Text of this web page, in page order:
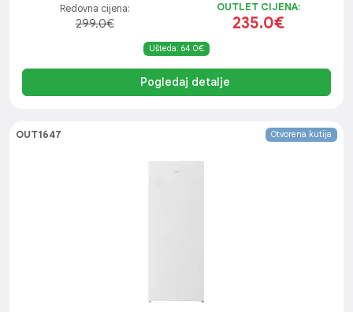
Redovna cijena:
299.0€
OUTLET CIJENA:
235.0€
Ušteda: 64.0€
Pogledaj detalje
OUT1647 Otvorena kutija